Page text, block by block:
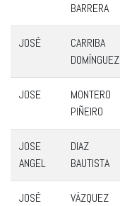
BARRERA
JOSÉ
CARRIBA
DOMÍNGUEZ
JOSE
MONTERO
PIÑEIRO
JOSE
ANGEL
DIAZ
BAUTISTA
JOSÉ
VÁZQUEZ